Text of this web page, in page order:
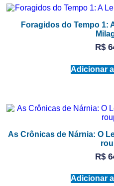
Foragidos do Tempo 1:
R$
Adicionar
As Crônicas de Nárnia: O
R$
Adicionar